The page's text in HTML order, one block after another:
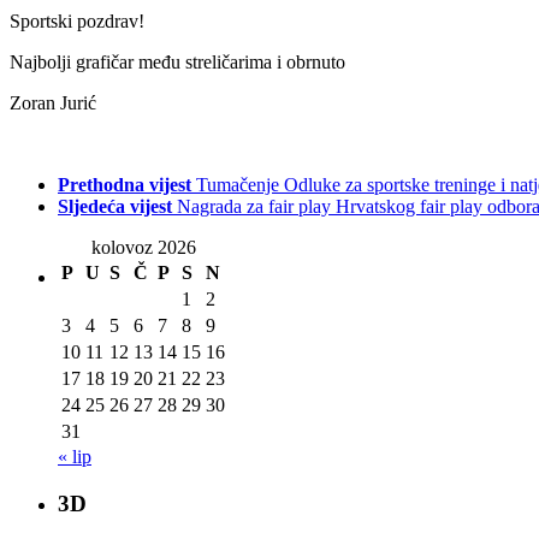
Sportski pozdrav!
Najbolji grafičar među streličarima i obrnuto
Zoran Jurić
Prethodna vijest Tumačenje Odluke za sportske treninge i
Sljedeća vijest Nagrada za fair play Hrvatskog fair play odbora
kolovoz 2026
P U S Č P S
N
1
2
3
4 5 6 7 8
9
10 11 12 13 14 15 16
17 18 19 20 21 22 23
24 25 26 27 28 29 30
31
« lip
3D